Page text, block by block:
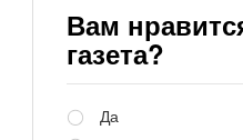
Вам
газета?
Да